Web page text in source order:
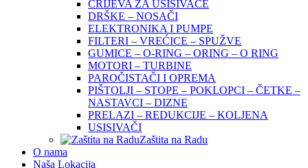
CRIJEVA ZA USISIVAČE
DRŠKE – NOSAČI
ELEKTRONIKA I PUMPE
FILTERI – VREĆICE – SPUŽVE
GUMICE – O-RING – ORING – O RING
MOTORI – TURBINE
PAROČISTAČI I OPREMA
PIŠTOLJI – STOPE – POKLOPCI – ČETKE –
NASTAVCI – DIZNE
PRELAZI – REDUKCIJE – KOLJENA
USISIVAČI
Zaštita na Radu
O nama
Naša Lokacija